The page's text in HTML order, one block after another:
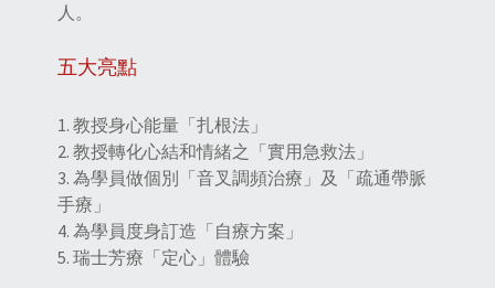
人。
五大亮點
1. 教授身心能量「扎根法」
2. 教授轉化心結和情緒之「實用急救法」
3. 為學員做個別「音叉調頻治療」及「疏通帶脈
手療」
4. 為學員度身訂造「自療方案」
5. 瑞士芳療「定心」體驗